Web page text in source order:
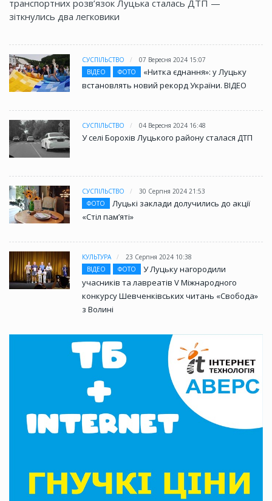
транспортних розв’язок Луцька сталась ДТП —
зіткнулись два легковики
СУСПІЛЬСТВО
07 Вересня 2024 15:07
ВІДЕО
ФОТО
«Нитка єднання»: у Луцьку
встановлять новий рекорд України. ВІДЕО
СУСПІЛЬСТВО 04 Вересня 2024 16:48
У селі Борохів Луцького району сталася ДТП
СУСПІЛЬСТВО
30 Серпня 2024 21:53
ФОТО
Луцькі заклади долучились до акції
«Стіл памʼяті»
КУЛЬТУРА
23 Серпня 2024 10:38
ВІДЕО
ФОТО
У Луцьку нагородили
учасників та лавреатів V Міжнародного
конкурсу Шевченківських читань «Свобода»
з Волині